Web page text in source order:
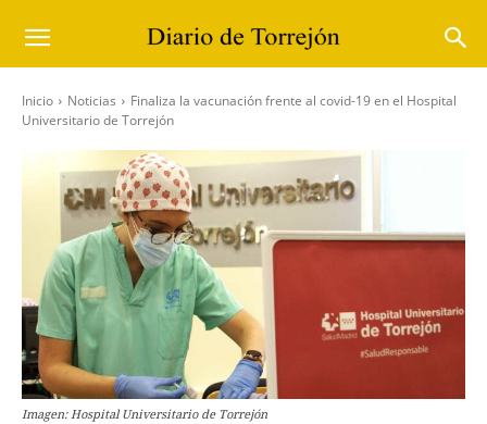
Inicio Noticias
Finaliza la vacunación frente al covid-19 en el Hospital
Universitario de Torrejón
Imagen: Hospital Universitario de Torrejón